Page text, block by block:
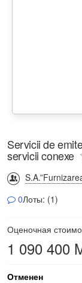
Servicii de
servicii conexe
0Лоты: (1)
Оценочная
1 090 400
Отменен